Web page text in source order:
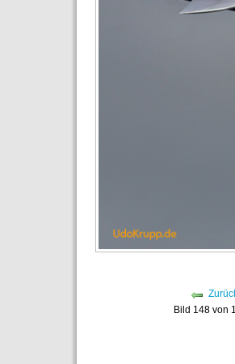
Bild 148 von